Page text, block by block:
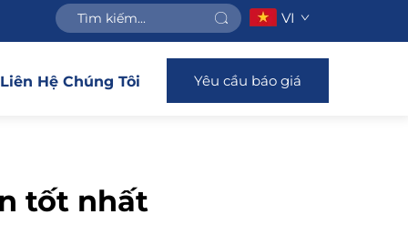
VI
Liên Hệ Chúng Tôi Yêu cầu báo giá
tốt nhất